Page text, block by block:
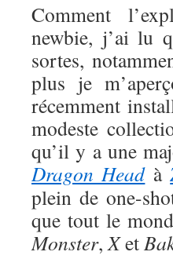
Comment
newbie, j’ai lu
sortes,
plus je
récemment
modeste
qu’il y a une
Dragon Headà
plein de one-
que tout le
Monster,Xet